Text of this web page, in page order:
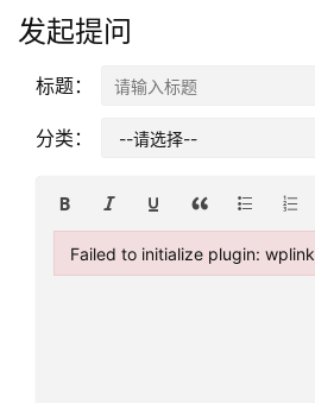
英
关
百
发起提问
标题：
分类：
Failed to initialize plugin: wplink
Failed to initialize plugin: wplink